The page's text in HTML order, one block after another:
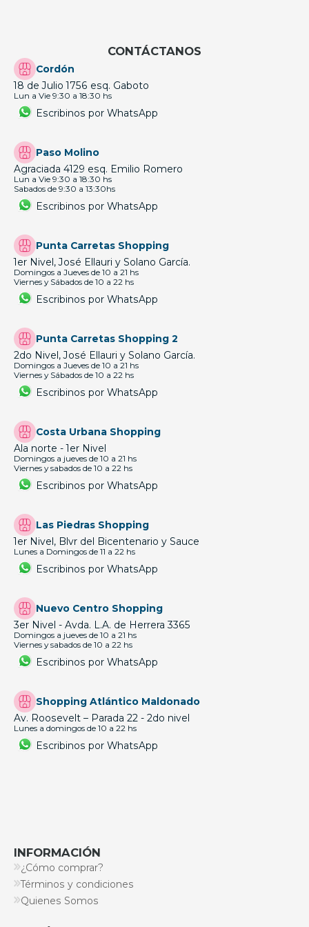
CONTÁCTANOS
Cordón
18 de Julio 1756 esq. Gaboto
Lun a Vie 9:30 a 18:30 hs
Escribinos por WhatsApp
Paso Molino
Agraciada 4129 esq. Emilio Romero
Lun a Vie 9:30 a 18:30 hs
Sabados de 9:30 a 13:30hs
Escribinos por WhatsApp
Punta Carretas Shopping
1er Nivel, José Ellauri y Solano García.
Domingos a Jueves de 10 a 21 hs
Viernes y Sábados de 10 a 22 hs
Escribinos por WhatsApp
Punta Carretas Shopping 2
2do Nivel, José Ellauri y Solano García.
Domingos a Jueves de 10 a 21 hs
Viernes y Sábados de 10 a 22 hs
Escribinos por WhatsApp
Costa Urbana Shopping
Ala norte - 1er Nivel
Domingos a jueves de 10 a 21 hs
Viernes y sabados de 10 a 22 hs
Escribinos por WhatsApp
Las Piedras Shopping
1er Nivel, Blvr del Bicentenario y Sauce
Lunes a Domingos de 11 a 22 hs
Escribinos por WhatsApp
Nuevo Centro Shopping
3er Nivel - Avda. L.A. de Herrera 3365
Domingos a jueves de 10 a 21 hs
Viernes y sabados de 10 a 22 hs
Escribinos por WhatsApp
Shopping Atlántico Maldonado
Av. Roosevelt – Parada 22 - 2do nivel
Lunes a domingos de 10 a 22 hs
Escribinos por WhatsApp
INFORMACIÓN
¿Cómo comprar?
Términos y condiciones
Quienes Somos